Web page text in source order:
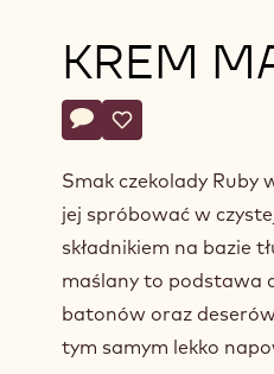
KREM
Actions
Napisz komentarz
- Krem maślany ruby
Zapisz
- Krem maślany
Smak czekolady Ruby
jej spróbować w
składnikiem na bazie
maślany to podstawa
batonów oraz
tym samym lekko